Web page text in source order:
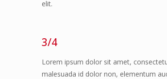
elit.
3/4
Lorem ipsum dolor sit amet,
malesuada id dolor non, elementum